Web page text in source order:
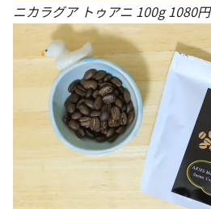
ニカラグア トゥアニ 100g 1080円